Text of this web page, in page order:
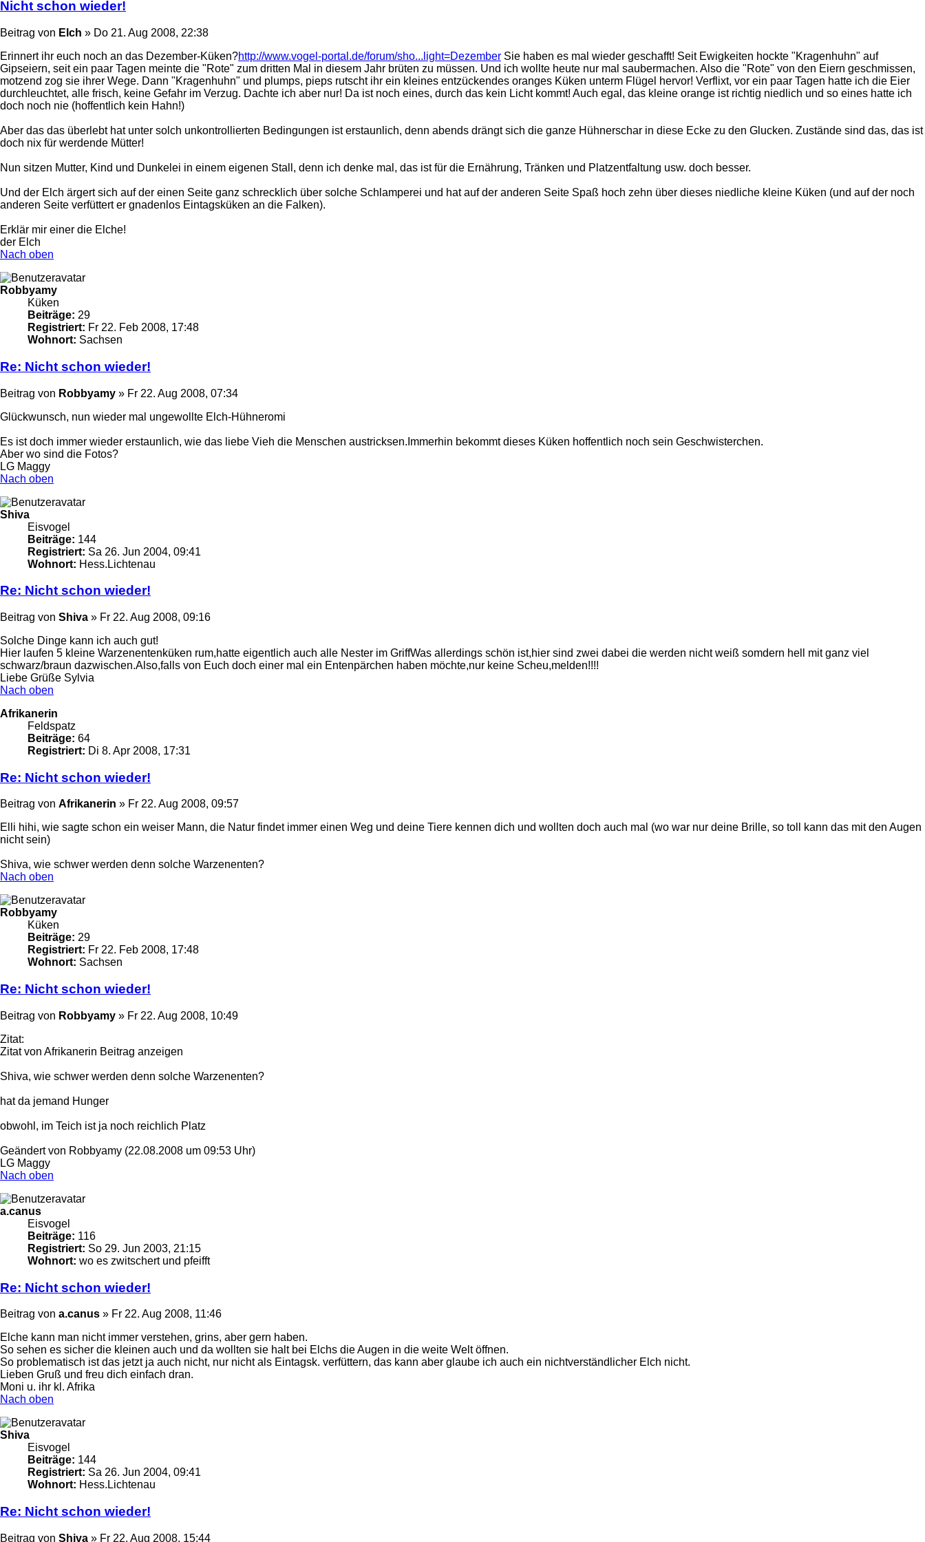
Nicht schon wieder!
Beitrag von Elch » Do 21. Aug 2008, 22:38
Erinnert ihr euch noch an das Dezember-Küken?http://www.vogel-portal.de/forum/sho...light=Dezember Sie haben es mal wieder geschafft! Seit Ewigkeiten hockte "Kragenhuhn" auf
Gipseiern, seit ein paar Tagen meinte die "Rote" zum dritten Mal in diesem Jahr brüten zu müssen. Und ich wollte heute nur mal saubermachen. Also die "Rote" von den Eiern geschmissen,
motzend zog sie ihrer Wege. Dann "Kragenhuhn" und plumps, pieps rutscht ihr ein kleines entzückendes oranges Küken unterm Flügel hervor! Verflixt, vor ein paar Tagen hatte ich die Eier
durchleuchtet, alle frisch, keine Gefahr im Verzug. Dachte ich aber nur! Da ist noch eines, durch das kein Licht kommt! Auch egal, das kleine orange ist richtig niedlich und so eines hatte ich
doch noch nie (hoffentlich kein Hahn!)
Aber das das überlebt hat unter solch unkontrollierten Bedingungen ist erstaunlich, denn abends drängt sich die ganze Hühnerschar in diese Ecke zu den Glucken. Zustände sind das, das ist
doch nix für werdende Mütter!
Nun sitzen Mutter, Kind und Dunkelei in einem eigenen Stall, denn ich denke mal, das ist für die Ernährung, Tränken und Platzentfaltung usw. doch besser.
Und der Elch ärgert sich auf der einen Seite ganz schrecklich über solche Schlamperei und hat auf der anderen Seite Spaß hoch zehn über dieses niedliche kleine Küken (und auf der noch
anderen Seite verfüttert er gnadenlos Eintagsküken an die Falken).
Erklär mir einer die Elche!
der Elch
Nach oben
Robbyamy
Küken
Beiträge: 29
Registriert: Fr 22. Feb 2008, 17:48
Wohnort: Sachsen
Re: Nicht schon wieder!
Beitrag von Robbyamy » Fr 22. Aug 2008, 07:34
Glückwunsch, nun wieder mal ungewollte Elch-Hühneromi
Es ist doch immer wieder erstaunlich, wie das liebe Vieh die Menschen austricksen.Immerhin bekommt dieses Küken hoffentlich noch sein Geschwisterchen.
Aber wo sind die Fotos?
LG Maggy
Nach oben
Shiva
Eisvogel
Beiträge: 144
Registriert: Sa 26. Jun 2004, 09:41
Wohnort: Hess.Lichtenau
Re: Nicht schon wieder!
Beitrag von Shiva » Fr 22. Aug 2008, 09:16
Solche Dinge kann ich auch gut!
Hier laufen 5 kleine Warzenentenküken rum,hatte eigentlich auch alle Nester im GriffWas allerdings schön ist,hier sind zwei dabei die werden nicht weiß somdern hell mit ganz viel
schwarz/braun dazwischen.Also,falls von Euch doch einer mal ein Entenpärchen haben möchte,nur keine Scheu,melden!!!!
Liebe Grüße Sylvia
Nach oben
Afrikanerin
Feldspatz
Beiträge: 64
Registriert: Di 8. Apr 2008, 17:31
Re: Nicht schon wieder!
Beitrag von Afrikanerin » Fr 22. Aug 2008, 09:57
Elli hihi, wie sagte schon ein weiser Mann, die Natur findet immer einen Weg und deine Tiere kennen dich und wollten doch auch mal (wo war nur deine Brille, so toll kann das mit den Augen
nicht sein)
Shiva, wie schwer werden denn solche Warzenenten?
Nach oben
Robbyamy
Küken
Beiträge: 29
Registriert: Fr 22. Feb 2008, 17:48
Wohnort: Sachsen
Re: Nicht schon wieder!
Beitrag von Robbyamy » Fr 22. Aug 2008, 10:49
Zitat:
Zitat von Afrikanerin Beitrag anzeigen
Shiva, wie schwer werden denn solche Warzenenten?
hat da jemand Hunger
obwohl, im Teich ist ja noch reichlich Platz
Geändert von Robbyamy (22.08.2008 um 09:53 Uhr)
LG Maggy
Nach oben
a.canus
Eisvogel
Beiträge: 116
Registriert: So 29. Jun 2003, 21:15
Wohnort: wo es zwitschert und pfeifft
Re: Nicht schon wieder!
Beitrag von a.canus » Fr 22. Aug 2008, 11:46
Elche kann man nicht immer verstehen, grins, aber gern haben.
So sehen es sicher die kleinen auch und da wollten sie halt bei Elchs die Augen in die weite Welt öffnen.
So problematisch ist das jetzt ja auch nicht, nur nicht als Eintagsk. verfüttern, das kann aber glaube ich auch ein nichtverständlicher Elch nicht.
Lieben Gruß und freu dich einfach dran.
Moni u. ihr kl. Afrika
Nach oben
Shiva
Eisvogel
Beiträge: 144
Registriert: Sa 26. Jun 2004, 09:41
Wohnort: Hess.Lichtenau
Re: Nicht schon wieder!
Beitrag von Shiva » Fr 22. Aug 2008, 15:44